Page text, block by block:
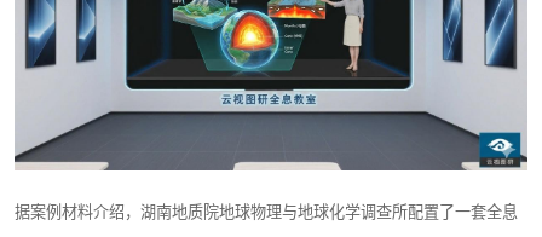
据案例材料介绍，湖南地质院地球物理与地球化学调查所配置了一套全息